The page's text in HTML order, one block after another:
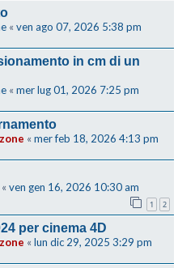
« ven ago 07, 2026 5:38 pm
in cm di un
« mer lug 01, 2026 7:25 pm
« mer feb 18, 2026 4:13 pm
« ven gen 16, 2026 10:30 am
1 2
per cinema 4D
« lun dic 29, 2025 3:29 pm